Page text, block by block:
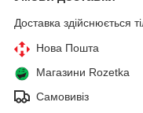
Доставка здійснюється
Нова Пошта
Магазини Rozetka
Самовивіз